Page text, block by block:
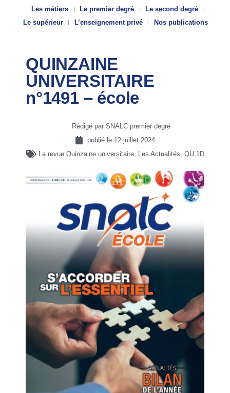
Les métiers
Le premier degré
Le second degré
Le supérieur
L’enseignement privé Nos publications
QUINZAINE
UNIVERSITAIRE
n°1491 – école
Rédigé par SNALC premier degré
publié le 12 juillet 2024
La revue Quinzaine universitaire, Les Actualités, QU 1D